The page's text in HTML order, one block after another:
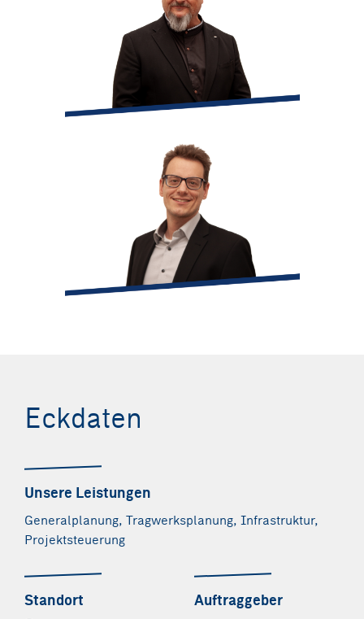
christian.steininger@integral-zt.at
christoph.tschenett@integral-zt.at
Eckdaten
Unsere Leistungen
Generalplanung, Tragwerksplanung, Infrastruktur,
Projektsteuerung
Standort Auftraggeber